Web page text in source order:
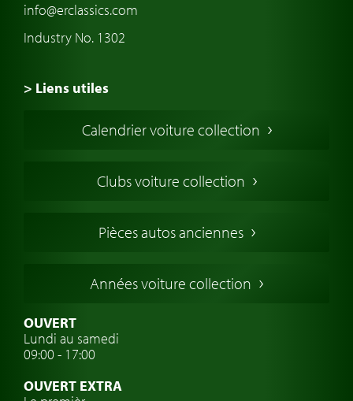
info@erclassics.com
Industry No. 1302
> Liens utiles
Voiture Collection Europe
Voitures Anglaises
Voitures Allemandes
Voitures Suédoises
Assurance voiture de collection
Clubs de voitures classiques
Calendrier voiture collection
Clubs voiture collection
Pièces autos anciennes
Années voiture collection
OUVERT
Lundi au samedi
09:00 - 17:00
OUVERT EXTRA